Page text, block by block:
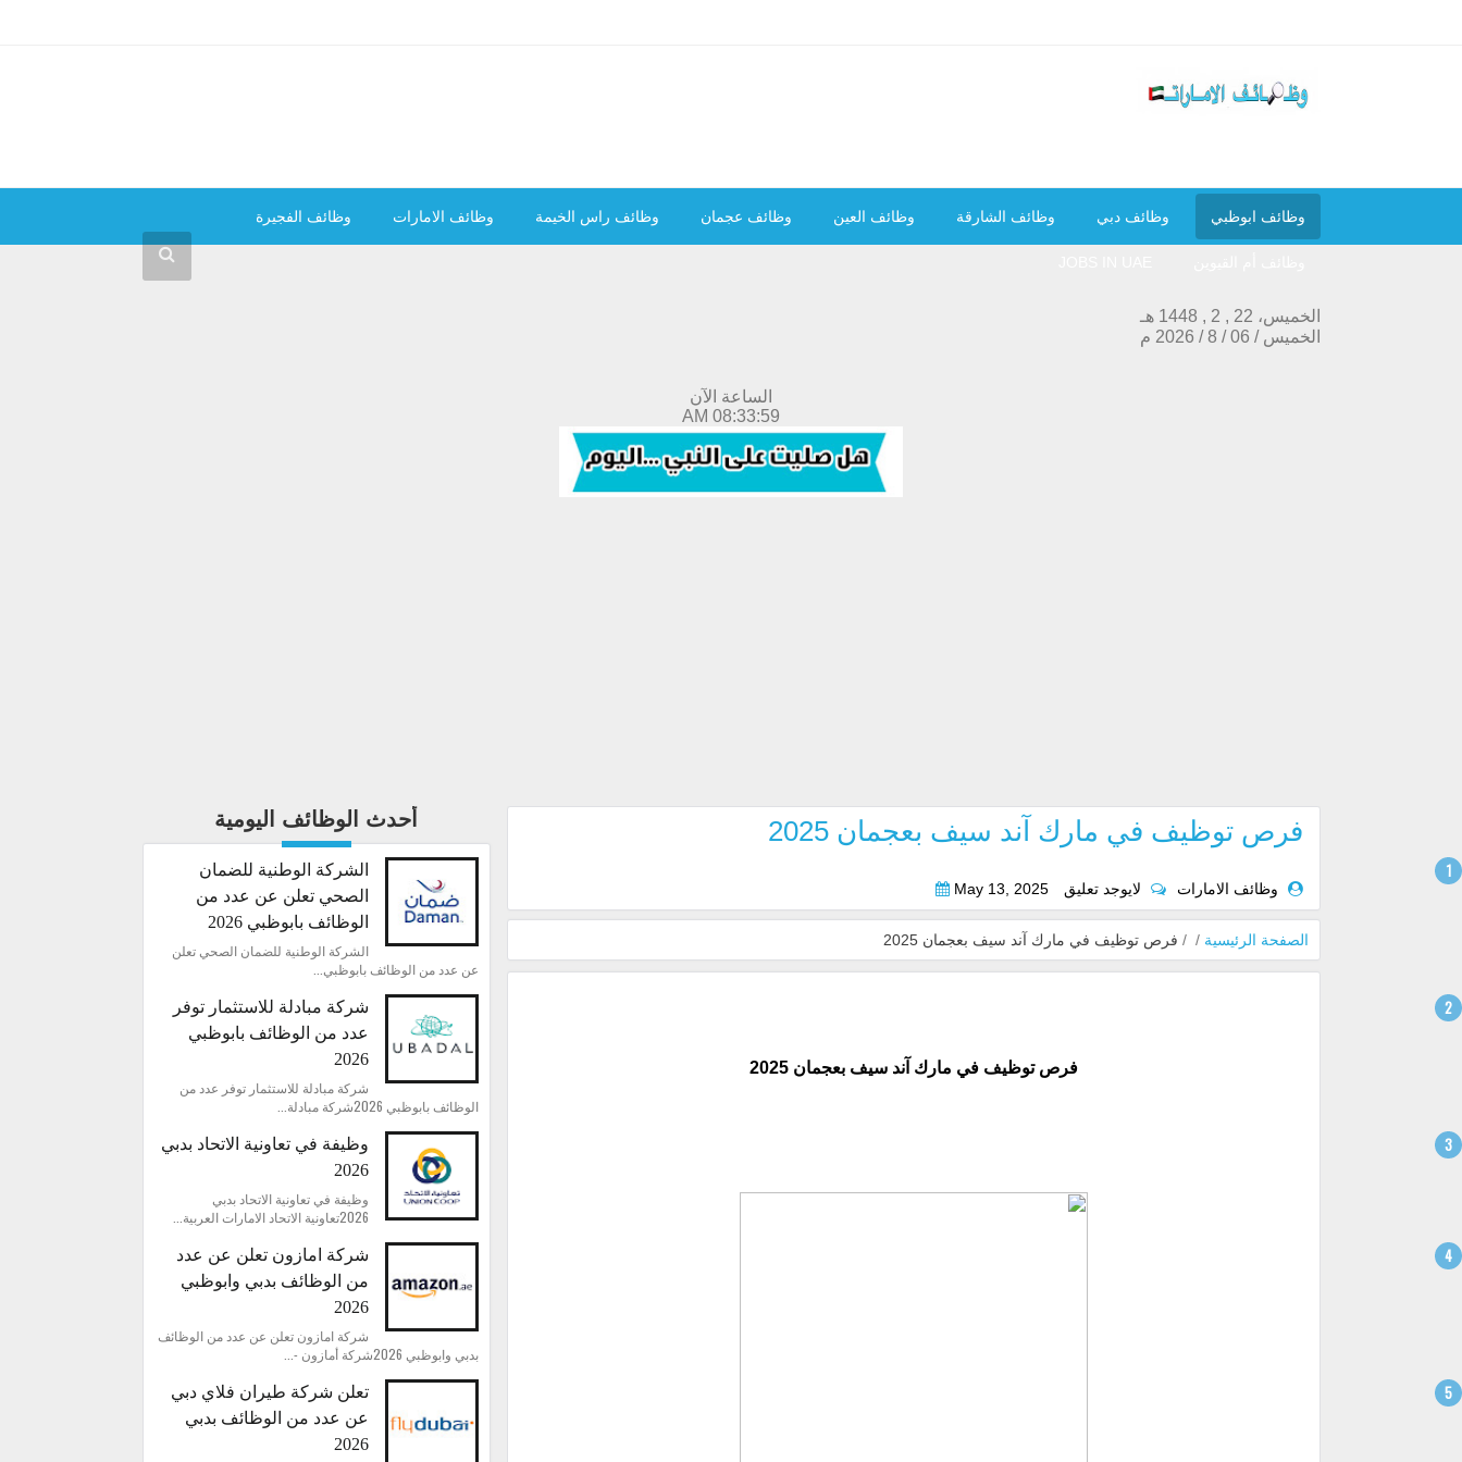
وظائف ابوظبي وظائف دبي وظائف الشارقة وظائف العين وظائف عجمان وظائف راس الخيمة وظائف الامارات وظائف الفجيرة
الخميس، 22 , 2 , 1448 هـ
الخميس /
06
/
8
/
2026 م
الساعة الآن
08:34:00 AM
فرص توظيف في مارك آند سيف بعجمان 2025
وظائف الامارات لايوجد تعليق May 13, 2025
الصفحة الرئيسية /
/ فرص توظيف في مارك آند سيف بعجمان 2025
فرص توظيف في مارك آند سيف بعجمان 2025
أحدث الوظائف اليومية
الشركة الوطنية للضمان
الصحي تعلن عن عدد من
الوظائف بابوظبي 2026
الشركة الوطنية للضمان الصحي تعلن
عن عدد من الوظائف بابوظبي...
شركة مبادلة للاستثمار توفر
عدد من الوظائف بابوظبي
2026
شركة مبادلة للاستثمار توفر عدد من
الوظائف بابوظبي 2026شركة مبادلة...
وظيفة في تعاونية الاتحاد بدبي
2026
وظيفة في تعاونية الاتحاد بدبي
2026تعاونية الاتحاد الامارات العربية...
شركة امازون تعلن عن عدد
من الوظائف بدبي وابوظبي
2026
شركة امازون تعلن عن عدد من الوظائف
بدبي وابوظبي 2026شركة أمازون -...
تعلن شركة طيران فلاي دبي
عن عدد من الوظائف بدبي
2026